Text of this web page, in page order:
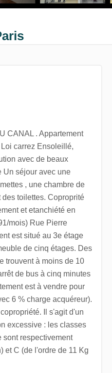
CANAL . Appartement
carrez Ensoleillé,
avec de beaux
Un séjour avec une
, une chambre de
des toilettes. Coproprité
et etanchiété en
mois) Rue Pierre
est situé au 3e étage
de cinq étages. Des
trouvent à moins de 10
de bus à cinq minutes
est à vendre pour
6 % charge acquéreur).
Il s'agit d'un
excessive : les classes
sont respectivement
et C (de l'ordre de 11 Kg